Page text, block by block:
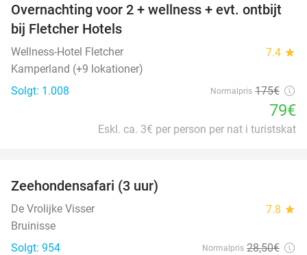
55%
Overnachting voor 2 + wellness + evt. ontbijt
bij Fletcher Hotels
Wellness-Hotel Fletcher 7.4 star
Kamperland (+9 lokationer)
Solgt: 1.008
Normalpris 175€
79€
Eskl. ca. 3€ per person per nat i turistskat
Zeehondensafari (3 uur)
De Vrolijke Visser 7.8 star
Bruinisse
Solgt: 954
Normalpris 28,50€